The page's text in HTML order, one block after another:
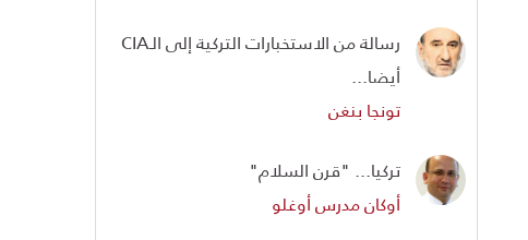
رسالة من الاستخبارات التركية إلى الـCIA
أيضا...
تونجا بنغن
تركيا... "قرن السلام"
أوكان مدرس أوغلو